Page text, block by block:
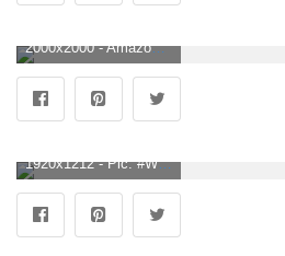
2000x2000 - Amazon.de: Wanddeko Wohnzimmer Wand Bilders Poster Set, Danish Pastel Wand Deko Schlafzimmer Wand Bilder, Bilderwand Set, 50 Stück Fotowand for Zimmer Deko Grün, Aesthetic Cute Room Decor, Cute Wall Decoration. Grüner Hintergrundbild für Handy.
1920x1212 - Pic. #Wallpaper #Nature x 385031B. Grüner Hintergrundbild für Computer.